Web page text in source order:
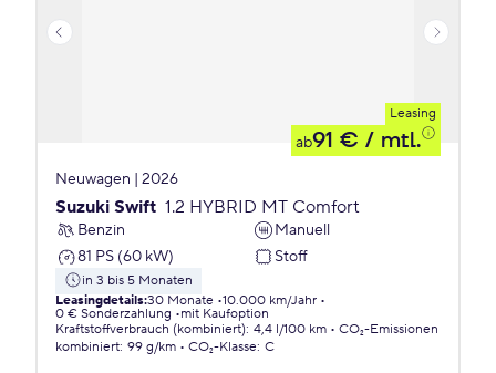
Leasing
ab91 € / mtl.
Neuwagen | 2026
Suzuki Swift 1.2 HYBRID MT Comfort
Benzin
Manuell
81 PS (60 kW)
Stoff
in 3 bis 5 Monaten
Leasingdetails:30 Monate 10.000 km/Jahr
0 € Sonderzahlung
mit Kaufoption
Kraftstoffverbrauch (kombiniert): 4,4 l/100 km
CO₂-Emissionen
kombiniert: 99 g/km CO₂-Klasse: C